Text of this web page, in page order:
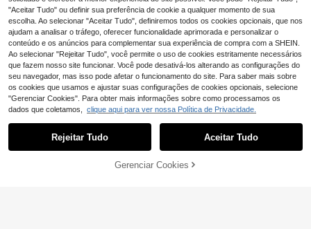
a Mulheres e Raparigas, Presente Id
eal para Raparigas, Enfermeiras, Est
udantes - Design Durável e Portátil,
Modelador de Cabelo e Acessórios
- Bolsa de Transporte e Arrumação
Durável para Viagem
spiração para o outono, material es
colar, mochila escolar, bolsa escola
r, bolsa escolar, mochila escolar, mo
chila escolar, mochilas de volta às a
ulas, grande capacidade, leve, port
átil, dobrável, primeiro dia de aula, f
érias, praia
ADICIONAR AO CARRINHO
"Aceitar Tudo" ou definir sua preferência de cookie a qualquer momento de sua
escolha. Ao selecionar "Aceitar Tudo", definiremos todos os cookies opcionais, que nos
ajudam a analisar o tráfego, oferecer funcionalidade aprimorada e personalizar o
conteúdo e os anúncios para complementar sua experiência de compra com a SHEIN.
Ao selecionar "Rejeitar Tudo", você permite o uso de cookies estritamente necessários
que fazem nosso site funcionar. Você pode desativá-los alterando as configurações do
seu navegador, mas isso pode afetar o funcionamento do site. Para saber mais sobre
os cookies que usamos e ajustar suas configurações de cookies opcionais, selecione
"Gerenciar Cookies". Para obter mais informações sobre como processamos os
dados que coletamos, clique aqui para ver nossa Política de Privacidade.
Rejeitar Tudo Aceitar Tudo
Gerenciar Cookies